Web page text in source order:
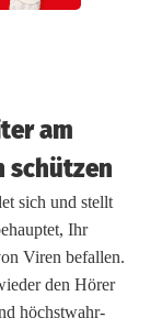
am
schützen
sich und stellt
Ihr
Viren befallen.
den Hörer
höchst­wahr­